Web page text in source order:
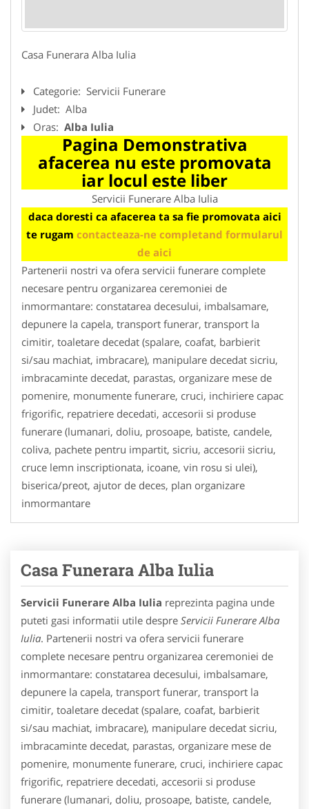
Casa Funerara Alba Iulia
Categorie: Servicii Funerare
Judet: Alba
Oras: Alba Iulia
Pagina Demonstrativa
afacerea nu este promovata
iar locul este liber
Servicii Funerare Alba Iulia
daca doresti ca afacerea ta sa fie promovata aici
te rugam contacteaza-ne completand formularul
de aici
Partenerii nostri va ofera servicii funerare complete
necesare pentru organizarea ceremoniei de
inmormantare: constatarea decesului, imbalsamare,
depunere la capela, transport funerar, transport la
cimitir, toaletare decedat (spalare, coafat, barbierit
si/sau machiat, imbracare), manipulare decedat sicriu,
imbracaminte decedat, parastas, organizare mese de
pomenire, monumente funerare, cruci, inchiriere capac
frigorific, repatriere decedati, accesorii si produse
funerare (lumanari, doliu, prosoape, batiste, candele,
coliva, pachete pentru impartit, sicriu, accesorii sicriu,
cruce lemn inscriptionata, icoane, vin rosu si ulei),
biserica/preot, ajutor de deces, plan organizare
inmormantare
Casa Funerara Alba Iulia
Servicii Funerare Alba Iulia reprezinta pagina unde
puteti gasi informatii utile despre Servicii Funerare Alba
Iulia. Partenerii nostri va ofera servicii funerare
complete necesare pentru organizarea ceremoniei de
inmormantare: constatarea decesului, imbalsamare,
depunere la capela, transport funerar, transport la
cimitir, toaletare decedat (spalare, coafat, barbierit
si/sau machiat, imbracare), manipulare decedat sicriu,
imbracaminte decedat, parastas, organizare mese de
pomenire, monumente funerare, cruci, inchiriere capac
frigorific, repatriere decedati, accesorii si produse
funerare (lumanari, doliu, prosoape, batiste, candele,